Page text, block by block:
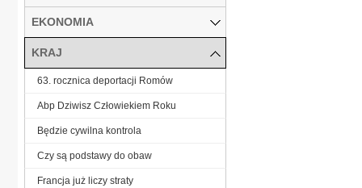
EKONOMIA
KRAJ
63. rocznica deportacji Romów
Abp Dziwisz Człowiekiem Roku
Będzie cywilna kontrola
Czy są podstawy do obaw
Francja już liczy straty